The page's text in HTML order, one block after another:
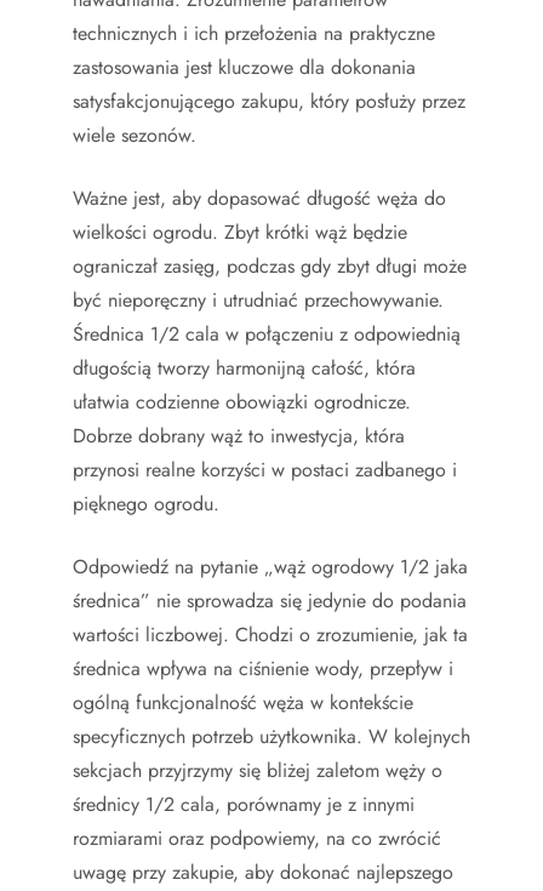
technicznych i ich przełożenia na praktyczne
zastosowania jest kluczowe dla dokonania
satysfakcjonującego zakupu, który posłuży przez
wiele sezonów.
Ważne jest, aby dopasować długość węża do
wielkości ogrodu. Zbyt krótki wąż będzie
ograniczał zasięg, podczas gdy zbyt długi może
być nieporęczny i utrudniać przechowywanie.
Średnica 1/2 cala w połączeniu z odpowiednią
długością tworzy harmonijną całość, która
ułatwia codzienne obowiązki ogrodnicze.
Dobrze dobrany wąż to inwestycja, która
przynosi realne korzyści w postaci zadbanego i
pięknego ogrodu.
Odpowiedź na pytanie „wąż ogrodowy 1/2 jaka
średnica” nie sprowadza się jedynie do podania
wartości liczbowej. Chodzi o zrozumienie, jak ta
średnica wpływa na ciśnienie wody, przepływ i
ogólną funkcjonalność węża w kontekście
specyficznych potrzeb użytkownika. W kolejnych
sekcjach przyjrzymy się bliżej zaletom węży o
średnicy 1/2 cala, porównamy je z innymi
rozmiarami oraz podpowiemy, na co zwrócić
uwagę przy zakupie, aby dokonać najlepszego